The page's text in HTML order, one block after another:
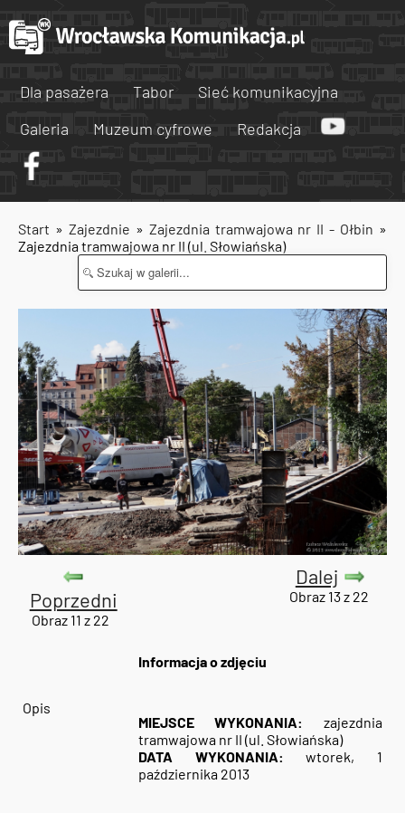
Dla pasażera Tabor
Sieć komunikacyjna
Galeria
Muzeum cyfrowe Redakcja
Start » Zajezdnie » Zajezdnia tramwajowa nr II - Ołbin »
Zajezdnia tramwajowa nr II (ul. Słowiańska)
Poprzedni
Obraz 11 z 22
Dalej
Obraz 13 z 22
Informacja o zdjęciu
Opis
MIEJSCE WYKONANIA:
zajezdnia
tramwajowa nr II (ul. Słowiańska)
DATA WYKONANIA: wtorek, 1
października 2013